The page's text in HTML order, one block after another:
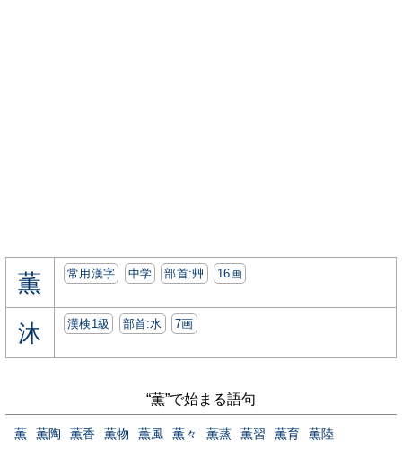
薫 常用漢字 中学 部首:⾋ 16画
沐 漢検1級 部首:⽔ 7画
“薫”で始まる語句
薫 薫陶 薫香 薫物 薫風 薫々 薫蒸 薫習 薫育 薫陸